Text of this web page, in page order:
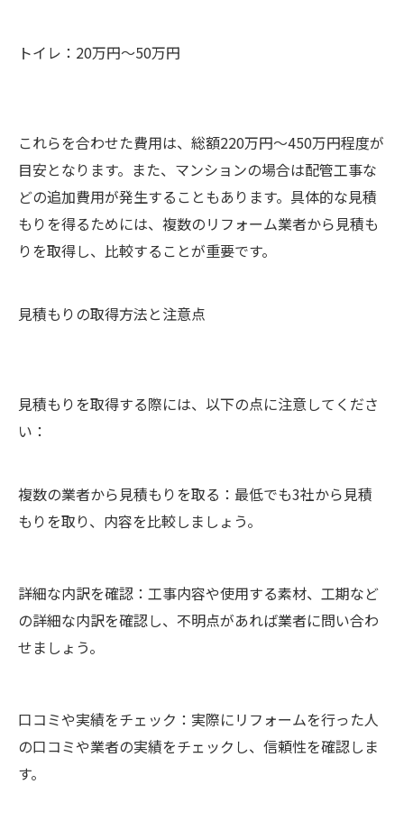
トイレ：20万円～50万円
これらを合わせた費用は、総額220万円～450万円程度が
目安となります。また、マンションの場合は配管工事な
どの追加費用が発生することもあります。具体的な見積
もりを得るためには、複数のリフォーム業者から見積も
りを取得し、比較することが重要です。
見積もりの取得方法と注意点
見積もりを取得する際には、以下の点に注意してくださ
い：
複数の業者から見積もりを取る：最低でも3社から見積
もりを取り、内容を比較しましょう。
詳細な内訳を確認：工事内容や使用する素材、工期など
の詳細な内訳を確認し、不明点があれば業者に問い合わ
せましょう。
口コミや実績をチェック：実際にリフォームを行った人
の口コミや業者の実績をチェックし、信頼性を確認しま
す。